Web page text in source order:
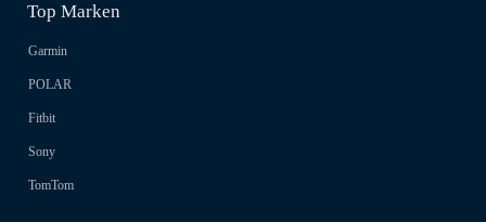
Top Marken
Garmin
POLAR
Fitbit
Sony
TomTom